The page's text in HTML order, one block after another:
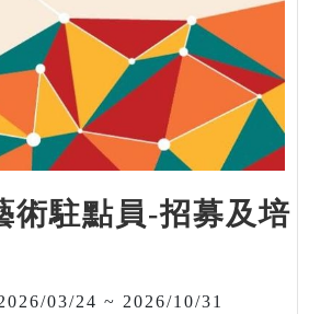
術駐點員-招募及培
03/24 ~ 2026/10/31